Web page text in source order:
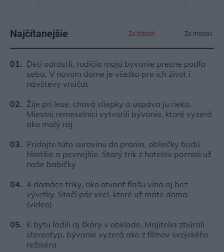
Najčítanejšie Za týždeň Za mesiac
Deti odrástli, rodičia majú bývanie presne podľa
seba. V novom dome je všetko pre ich život i
návštevy vnúčat
Žije pri lese, chová sliepky a uspáva ju rieka.
Miestni remeselníci vytvorili bývanie, ktoré vyzerá
ako malý raj
Pridajte túto surovinu do prania, obliečky budú
hladšie a pevnejšie. Starý trik z hotelov poznali už
naše babičky
4 domáce triky, ako otvoriť fľašu vína aj bez
vývrtky. Stačí pár vecí, ktoré už máte doma
(video)
K bytu ladili aj škáry v obklade. Majitelia zbúrali
stereotyp, bývanie vyzerá ako z filmov svojského
režiséra